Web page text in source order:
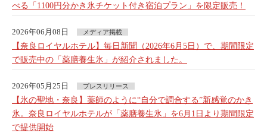
べる「1100円分かき氷チケット付き宿泊プラン」を限定販売！
2026年06月08日 メディア掲載
【奈良ロイヤルホテル】毎日新聞（2026年6月5日）で、期間限定
で販売中の「薬膳養生氷」が紹介されました。
2026年05月25日 プレスリリース
【氷の聖地・奈良】薬師のように“自分で調合する”新感覚のかき
氷。奈良ロイヤルホテルが「薬膳養生氷」を6月1日より期間限定
で提供開始